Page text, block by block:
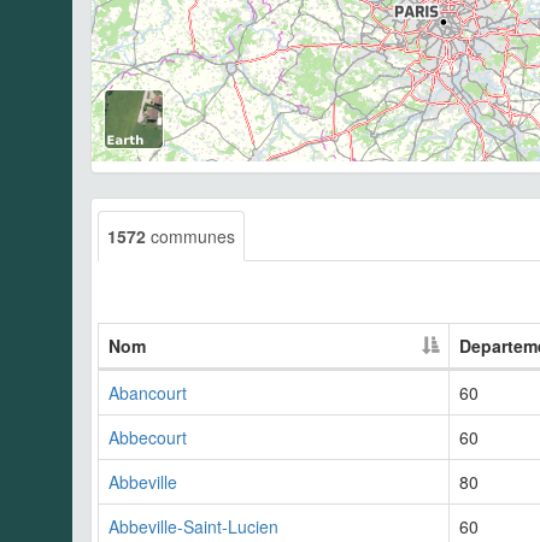
1572 communes
Nom
Abancourt
60
Abbecourt
60
Abbeville
80
Abbeville-Saint-Lucien
60